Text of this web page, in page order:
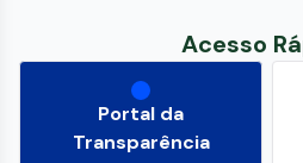
Acesso
Portal da
Transparência